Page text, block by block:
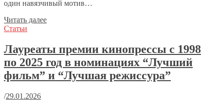
один навязчивый мотив…
Читать далее
Статьи
Лауреаты премии кинопрессы с 1998
по 2025 год в номинациях “Лучший
фильм” и “Лучшая режиссура”
/29.01.2026